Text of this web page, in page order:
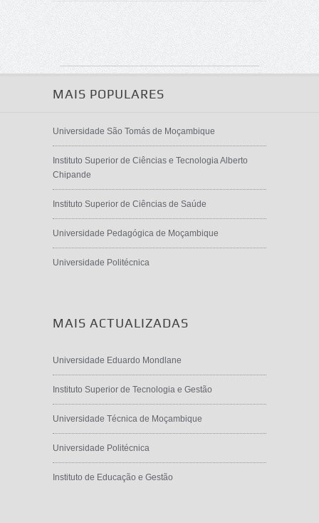
MAIS POPULARES
Universidade São Tomás de Moçambique
Instituto Superior de Ciências e Tecnologia Alberto
Chipande
Instituto Superior de Ciências de Saúde
Universidade Pedagógica de Moçambique
Universidade Politécnica
MAIS ACTUALIZADAS
Universidade Eduardo Mondlane
Instituto Superior de Tecnologia e Gestão
Universidade Técnica de Moçambique
Universidade Politécnica
Instituto de Educação e Gestão